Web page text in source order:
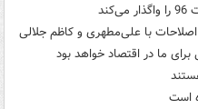
اصلاحات با علی‌مطهری و کاظم جلالی
ما در اقتصاد خواهد بود
است